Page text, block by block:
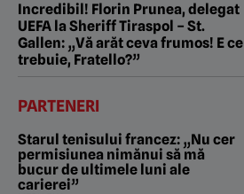
Incredibil! Florin Prunea, delegat
UEFA la Sheriff Tiraspol – St.
Gallen: „Vă arăt ceva frumos! E ce
trebuie, Fratello?”
PARTENERI
Starul tenisului francez: „Nu cer
permisiunea nimănui să mă
bucur de ultimele luni ale
carierei”